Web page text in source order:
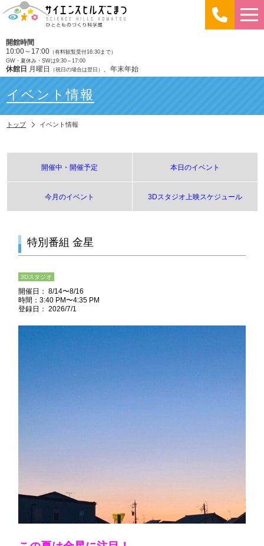
開館時間
10:00～17:00 （有料観覧受付16:30まで）
GW・夏休み・SWは9:30～17:00
休館日 月曜日 （祝日の場合は翌日） 、年末年始
イベント情報
トップ イベント情報
開催中・開催予定 本日のイベント
今月のイベント 3Dスタジオ上映スケジュール
特別番組 金星
3Dスタジオ
開催日： 8/14〜8/16
時間：3:40 PM〜4:35 PM
登録日： 2026/7/1